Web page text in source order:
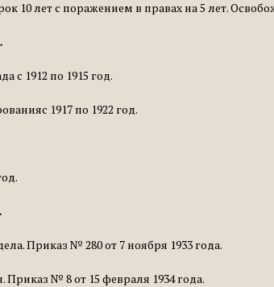
10 лет с поражением в правах на 5 лет.
с 1912 по 1915 год.
1917 по 1922 год.
Приказ № 280 от 7 ноября 1933 года.
№ 8 от 15 февраля 1934 года.